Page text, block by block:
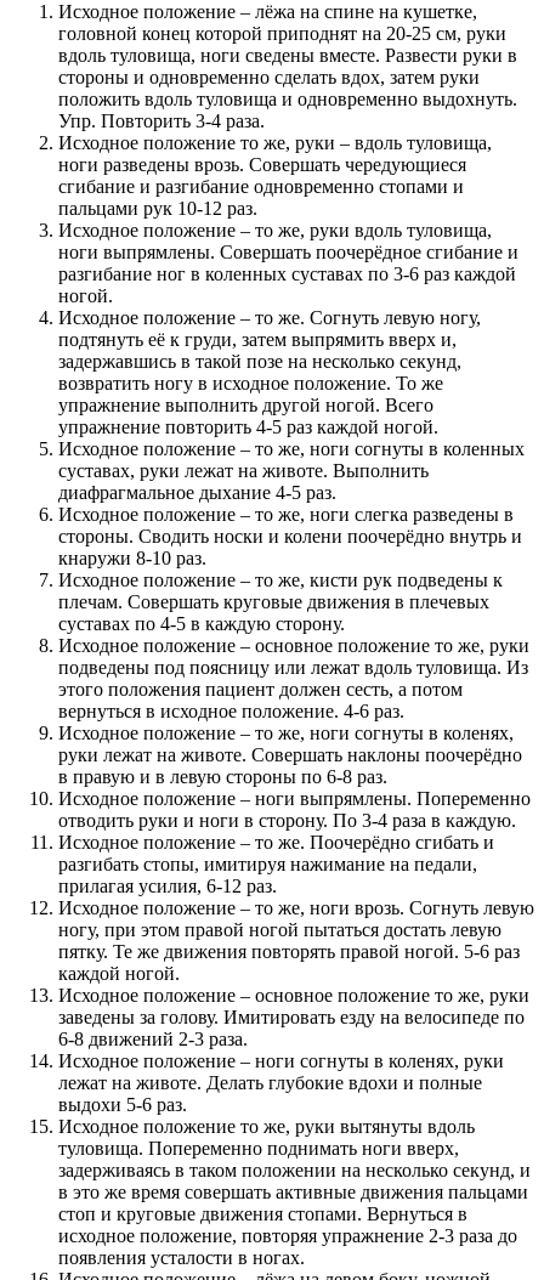
Исходное положение – лёжа на спине на кушетке,
головной конец которой приподнят на 20-25 см, руки
вдоль туловища, ноги сведены вместе. Развести руки в
стороны и одновременно сделать вдох, затем руки
положить вдоль туловища и одновременно выдохнуть.
Упр. Повторить 3-4 раза.
Исходное положение то же, руки – вдоль туловища,
ноги разведены врозь. Совершать чередующиеся
сгибание и разгибание одновременно стопами и
пальцами рук 10-12 раз.
Исходное положение – то же, руки вдоль туловища,
ноги выпрямлены. Совершать поочерёдное сгибание и
разгибание ног в коленных суставах по 3-6 раз каждой
ногой.
Исходное положение – то же. Согнуть левую ногу,
подтянуть её к груди, затем выпрямить вверх и,
задержавшись в такой позе на несколько секунд,
возвратить ногу в исходное положение. То же
упражнение выполнить другой ногой. Всего
упражнение повторить 4-5 раз каждой ногой.
Исходное положение – то же, ноги согнуты в коленных
суставах, руки лежат на животе. Выполнить
диафрагмальное дыхание 4-5 раз.
Исходное положение – то же, ноги слегка разведены в
стороны. Сводить носки и колени поочерёдно внутрь и
кнаружи 8-10 раз.
Исходное положение – то же, кисти рук подведены к
плечам. Совершать круговые движения в плечевых
суставах по 4-5 в каждую сторону.
Исходное положение – основное положение то же, руки
подведены под поясницу или лежат вдоль туловища. Из
этого положения пациент должен сесть, а потом
вернуться в исходное положение. 4-6 раз.
Исходное положение – то же, ноги согнуты в коленях,
руки лежат на животе. Совершать наклоны поочерёдно
в правую и в левую стороны по 6-8 раз.
Исходное положение – ноги выпрямлены. Попеременно
отводить руки и ноги в сторону. По 3-4 раза в каждую.
Исходное положение – то же. Поочерёдно сгибать и
разгибать стопы, имитируя нажимание на педали,
прилагая усилия, 6-12 раз.
Исходное положение – то же, ноги врозь. Согнуть левую
ногу, при этом правой ногой пытаться достать левую
пятку. Те же движения повторять правой ногой. 5-6 раз
каждой ногой.
Исходное положение – основное положение то же, руки
заведены за голову. Имитировать езду на велосипеде по
6-8 движений 2-3 раза.
Исходное положение – ноги согнуты в коленях, руки
лежат на животе. Делать глубокие вдохи и полные
выдохи 5-6 раз.
Исходное положение то же, руки вытянуты вдоль
туловища. Попеременно поднимать ноги вверх,
задерживаясь в таком положении на несколько секунд, и
в это же время совершать активные движения пальцами
стоп и круговые движения стопами. Вернуться в
исходное положение, повторяя упражнение 2-3 раза до
появления усталости в ногах.